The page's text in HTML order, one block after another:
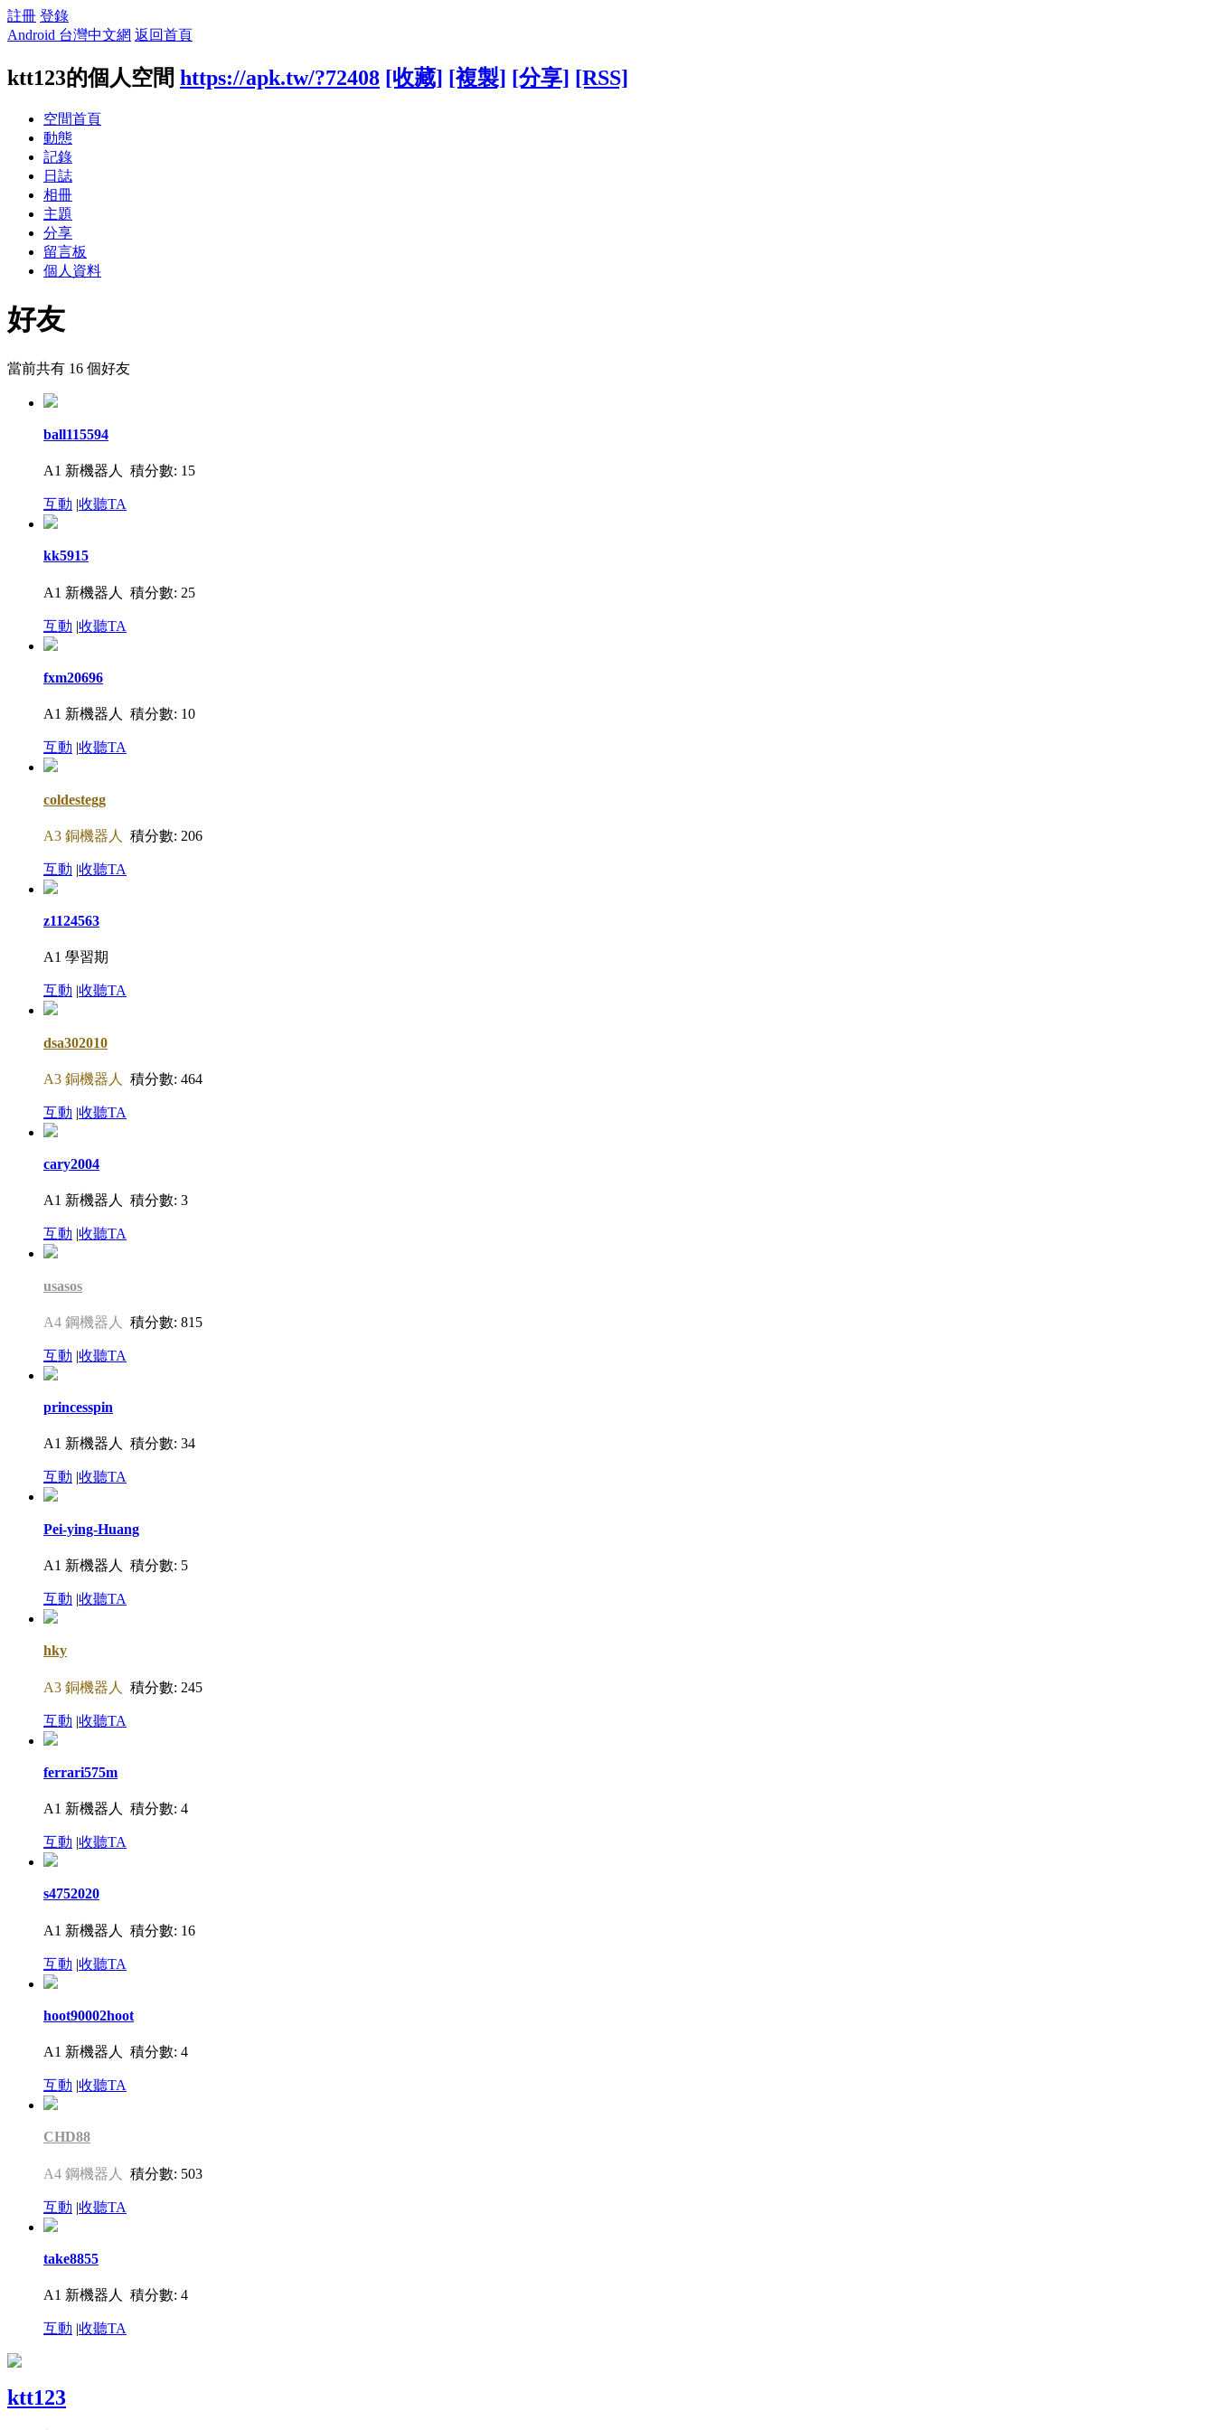
註冊 登錄
Android 台灣中文網 返回首頁
ktt123的個人空間 https://apk.tw/?72408 [收藏] [複製] [分享] [RSS]
空間首頁
動態
記錄
日誌
相冊
主題
分享
留言板
個人資料
好友
當前共有 16 個好友
ball115594
A1 新機器人 積分數: 15
互動 |收聽TA
kk5915
A1 新機器人 積分數: 25
互動 |收聽TA
fxm20696
A1 新機器人 積分數: 10
互動 |收聽TA
coldestegg
A3 銅機器人 積分數: 206
互動 |收聽TA
z1124563
A1 學習期
互動 |收聽TA
dsa302010
A3 銅機器人 積分數: 464
互動 |收聽TA
cary2004
A1 新機器人 積分數: 3
互動 |收聽TA
usasos
A4 鋼機器人 積分數: 815
互動 |收聽TA
princesspin
A1 新機器人 積分數: 34
互動 收聽TA
Pei-ying-Huang
A1 新機器人 積分數: 5
互動 |收聽TA
hky
A3 銅機器人 積分數: 245
互動 |收聽TA
ferrari575m
A1 新機器人 積分數: 4
互動 |收聽TA
s4752020
A1 新機器人 積分數: 16
互動 |收聽TA
hoot90002hoot
A1 新機器人 積分數: 4
互動 |收聽TA
CHD88
A4 鋼機器人 積分數: 503
互動 |收聽TA
take8855
A1 新機器人 積分數: 4
互動 |收聽TA
ktt123